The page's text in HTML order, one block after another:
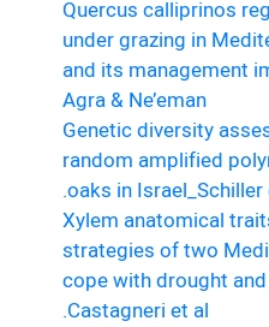
Quercus calliprinos
under grazing in
and its management
Agra & Ne’eman
Genetic diversity
random amplified
oaks in Israel_Schiller
Xylem anatomical
strategies of two
cope with drought
Castagneri et al.